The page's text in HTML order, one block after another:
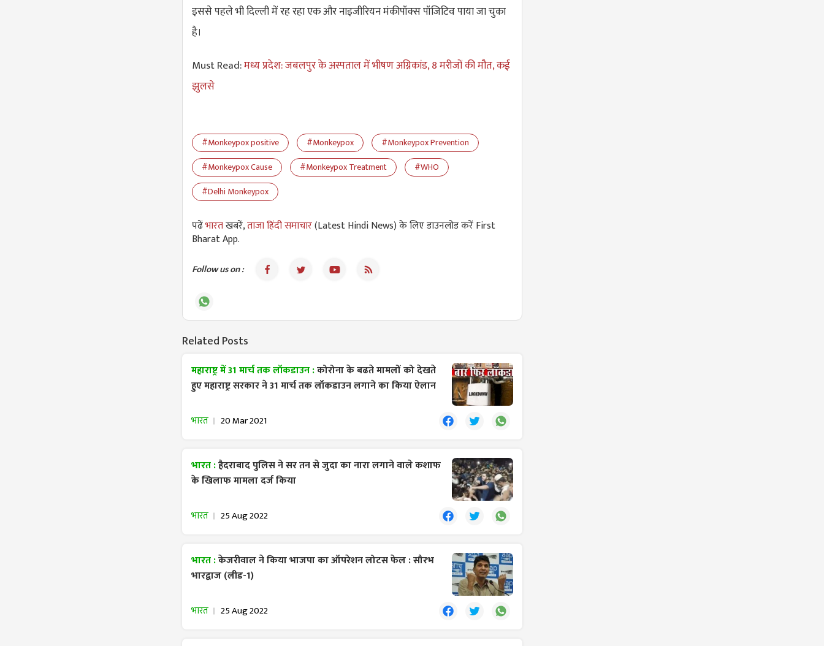
इससे पहले भी दिल्ली में रह रहा एक और नाइजीरियन मंकीपॉक्स पॉजिटिव पाया जा चुका
है।
Must Read:मध्य प्रदेश: जबलपुर के अस्पताल में भीषण अग्निकांड, 8 मरीजों की मौत, कई
झुलसे
#Monkeypox positive #Monkeypox
#Monkeypox Prevention
#Monkeypox Cause
#Monkeypox Treatment
#WHO
#Delhi Monkeypox
पढेंभारतखबरें,ताजा हिंदी समाचार(Latest Hindi News) के लिए डाउनलोड करें First
Bharat App.
Follow us on :
Related Posts
महाराष्ट्र में 31 मार्च तक लॉकडाउन :कोरोना के बढते मामलों को देखते
हुए महाराष्ट्र सरकार ने 31 मार्च तक लॉकडाउन लगाने का किया ऐलान
भारत 20 Mar 2021
भारत :हैदराबाद पुलिस ने सर तन से जुदा का नारा लगाने वाले कशाफ
के खिलाफ मामला दर्ज किया
भारत 25 Aug 2022
भारत :केजरीवाल ने किया भाजपा का ऑपरेशन लोटस फेल : सौरभ
भारद्वाज (लीड-1)
भारत 25 Aug 2022